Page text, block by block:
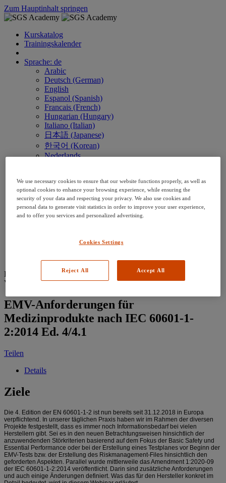
Zum Hauptinhalt springen
Kurskatalog
Trainingskalender
Sprache: de
Arabic
Deutsch (German)
English
Espanol (Spanish)
Francais (French)
Hungarian (Hungary)
Italiano (Italian)
日本語 (Japanese)
한국어 (Korean)
Nederlands
Português
Русский (Russian)
Thai
Việt (Vietnamese)
繁體 Chinese (Traditional)
Kontaktieren Sie uns
Anmelden oder Konto erstellen
Dieser Kurs ist nicht mehr verfügbar.
Virtueller Klassenraum ca. 3h
EMV-Anforderungen für
Medizinprodukte nach IEC 60601-1-
2:2014 Ed. 4/4.1
Teilen
Details
Ziele
Die 4. Edition der EN 60601-1-2 ist nun bereits seit 31.12.2018 in Europa
verpflichtend. In unserer täglichen Praxis haben wir im Rahmen der diversen
Projekte festgestellt, dass es immer noch Informationsbedarf bei vielen
Herstellern gibt. Sei es in den neuen Betrachtungsweisen hinsichtlich der
anzuwendenden Störkriterien basierend auf dem Fokus der Basic Safety und
Essential Performance oder bei der Erstellung eines Testplanes vor Beginn der
EMV-Tests bzw. der Erstellung des Riskmanagement-Files hinsichtlich den
geforderten Aspekten. Parallel wurde mittlerweile das Amendment 1:2020-09
der IEC 60601-1-2:2014 veröffentlicht. Darin sind zusätzliche Anforderungen
und auch einige Änderungen definiert. Was das für den Hersteller konkret im
We use necessary cookies to ensure that our website functions properly, as well as
optional cookies to enhance your browsing experience, while ensuring the
security of your data and respecting your privacy. We also use cookies and
personal data to generate visit statistics in order to improve your user experience,
and to offer you services and personalized advertising.
Cookies Settings
Reject All Accept All